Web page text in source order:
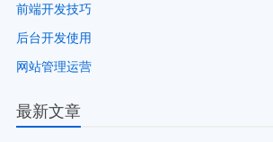
前端开发技巧
后台开发使用
网站管理运营
最新文章